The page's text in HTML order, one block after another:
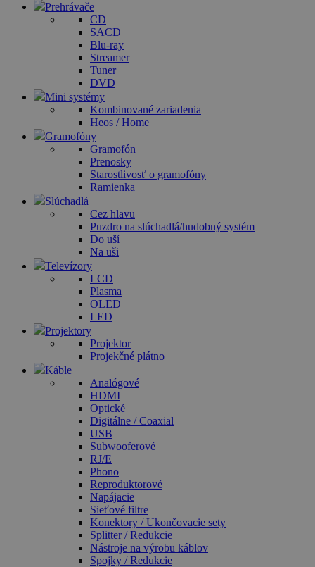
Prehrávače
CD
SACD
Blu-ray
Streamer
Tuner
DVD
Mini systémy
Kombinované zariadenia
Heos / Home
Gramofóny
Gramofón
Prenosky
Starostlivosť o gramofóny
Ramienka
Slúchadlá
Cez hlavu
Puzdro na slúchadlá/hudobný systém
Do uší
Na uši
Televízory
LCD
Plasma
OLED
LED
Projektory
Projektor
Projekčné plátno
Káble
Analógové
HDMI
Optické
Digitálne / Coaxial
USB
Subwooferové
RJ/E
Phono
Reproduktorové
Napájacie
Sieťové filtre
Konektory / Ukončovacie sety
Splitter / Redukcie
Nástroje na výrobu káblov
Spojky / Redukcie